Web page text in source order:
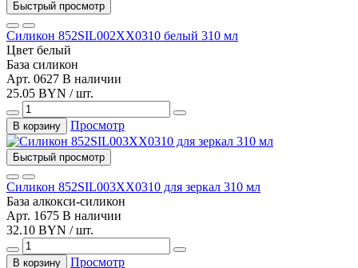
Быстрый просмотр
Силикон 852SIL002XX0310 белый 310 мл
Цвет белый
База силикон
Арт. 0627 В наличии
25.05 BYN / шт.
В корзину Просмотр
Быстрый просмотр
Силикон 852SIL003XX0310 для зеркал 310 мл
База алкокси-силикон
Арт. 1675 В наличии
32.10 BYN / шт.
В корзину Просмотр